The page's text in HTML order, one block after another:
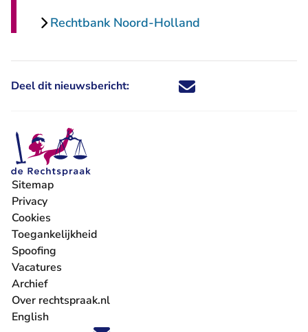
Rechtbank Noord-Holland
Deel dit nieuwsbericht: Deel dit nieuwsbericht via X -
Deel dit nieuwsbericht via
Deel dit nieuwsbericht
Deel dit
Sitemap
Privacy
Cookies
Toegankelijkheid
Spoofing
Vacatures
- U verlaat Rechtspraak.nl
Archief
Over rechtspraak.nl
English